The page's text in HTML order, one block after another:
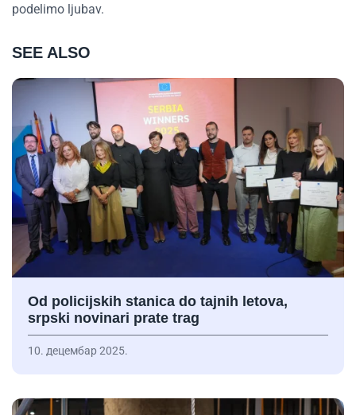
podelimo ljubav.
SEE ALSO
Od policijskih stanica do tajnih letova,
srpski novinari prate trag
10. децембар 2025.